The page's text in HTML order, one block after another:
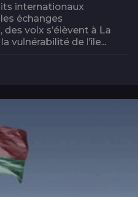
internationaux
échanges
voix s’élèvent à La
vulnérabilité de l’île...